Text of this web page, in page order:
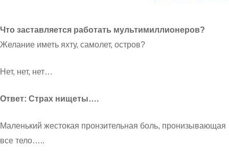
Что заставляется работать мультимиллионеров?
Желание иметь яхту, самолет, остров?
Нет, нет, нет…
Ответ: Страх нищеты….
Маленький жестокая пронзительная боль, пронизывающая
все тело…..